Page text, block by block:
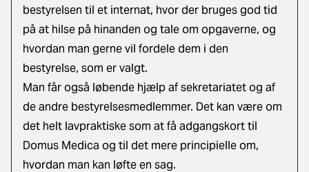
bestyrelsen til et internat, hvor der bruges god tid
på at hilse på hinanden og tale om opgaverne, og
hvordan man gerne vil fordele dem i den
bestyrelse, som er valgt.
Man får også løbende hjælp af sekretariatet og af
de andre bestyrelsesmedlemmer. Det kan være om
det helt lavpraktiske som at få adgangskort til
Domus Medica og til det mere principielle om,
hvordan man kan løfte en sag.